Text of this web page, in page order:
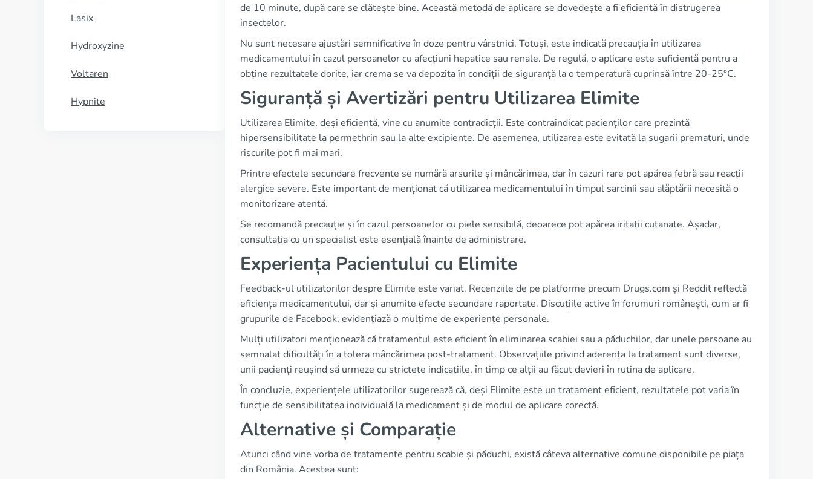
Lasix
Hydroxyzine
Voltaren
Hypnite
de 10 minute, după care se clătește bine. Această metodă de aplicare se dovedește a fi eficientă în distrugerea
insectelor.
Nu sunt necesare ajustări semnificative în doze pentru vârstnici. Totuși, este indicată precauția în utilizarea
medicamentului în cazul persoanelor cu afecțiuni hepatice sau renale. De regulă, o aplicare este suficientă pentru a
obține rezultatele dorite, iar crema se va depozita în condiții de siguranță la o temperatură cuprinsă între 20-25°C.
Siguranță și Avertizări pentru Utilizarea Elimite
Utilizarea Elimite, deși eficientă, vine cu anumite contradicții. Este contraindicat pacienților care prezintă
hipersensibilitate la permethrin sau la alte excipiente. De asemenea, utilizarea este evitată la sugarii prematuri, unde
riscurile pot fi mai mari.
Printre efectele secundare frecvente se numără arsurile și mâncărimea, dar în cazuri rare pot apărea febră sau reacții
alergice severe. Este important de menționat că utilizarea medicamentului în timpul sarcinii sau alăptării necesită o
monitorizare atentă.
Se recomandă precauție și în cazul persoanelor cu piele sensibilă, deoarece pot apărea iritații cutanate. Așadar,
consultația cu un specialist este esențială înainte de administrare.
Experiența Pacientului cu Elimite
Feedback-ul utilizatorilor despre Elimite este variat. Recenziile de pe platforme precum Drugs.com și Reddit reflectă
eficiența medicamentului, dar și anumite efecte secundare raportate. Discuțiile active în forumuri românești, cum ar fi
grupurile de Facebook, evidențiază o mulțime de experiențe personale.
Mulți utilizatori menționează că tratamentul este eficient în eliminarea scabiei sau a păduchilor, dar unele persoane au
semnalat dificultăți în a tolera mâncărimea post-tratament. Observațiile privind aderența la tratament sunt diverse,
unii pacienți reușind să urmeze cu strictețe indicațiile, în timp ce alții au făcut devieri în rutina de aplicare.
În concluzie, experiențele utilizatorilor sugerează că, deși Elimite este un tratament eficient, rezultatele pot varia în
funcție de sensibilitatea individuală la medicament și de modul de aplicare corectă.
Alternative și Comparație
Atunci când vine vorba de tratamente pentru scabie și păduchi, există câteva alternative comune disponibile pe piața
din România. Acestea sunt: